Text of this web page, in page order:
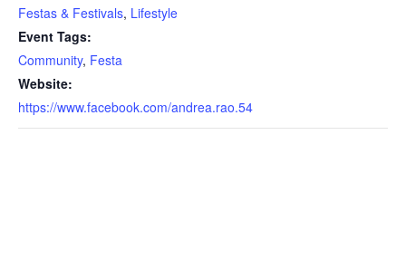
Festas & Festivals, Lifestyle
Event Tags:
Community, Festa
Website:
https://www.facebook.com/andrea.rao.54